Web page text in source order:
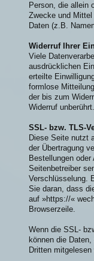
Person, die allein
Zwecke und Mittel
Daten (z.B.
Widerruf Ihrer
Viele
ausdrücklichen
erteilte
formlose
der bis zum
Widerruf unberührt.
SSL- bzw. TLS-
Diese Seite nutzt
der Übertragung
Bestellungen
Seitenbetreiber
Verschlüsselung.
Sie daran, dass
auf »https://«
Browserzeile.
Wenn die SSL-
können die
Dritten mitgelesen